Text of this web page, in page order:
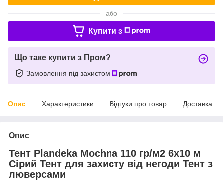
або
Купити з
Що таке купити з Пром?
Замовлення під захистом
Опис Характеристики Відгуки про товар Доставка
Опис
Тент Plandeka Мосhnа 110 гр/м2 6х10 м
Сірий Тент для захисту від негоди Тент з
люверсами